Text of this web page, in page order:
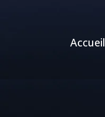
Accueil